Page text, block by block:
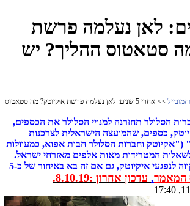
5 שנים: לאן נעלמה פרשת
סטאטוס ההליך? יש
>> אחרי 5 שנים: לאן נעלמה פרשת איקיוטק? מה סטאטוס
הסלולר תחזרנה למנויי הסלולר את הכספים,
כספים, שהמועצה הישראלית לצרכנות
("אקיוטק וחברות הסלולר חבות אפוא, כמעוולות
המטרידות מאות אלפים מאזרחי ישראל.
הפתעה בסיום: יש תקווה לנפגעי איקיוטק, גם אם זה בא באיחור של כ-5
המאמר. עדכון אחרון :8.10.19.